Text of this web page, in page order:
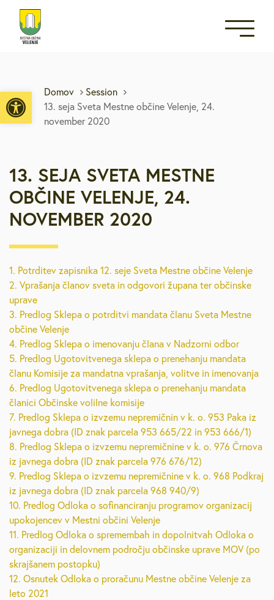
Open toolbar
Domov
Session
13. seja Sveta Mestne občine Velenje, 24.
november 2020
13. SEJA SVETA MESTNE
OBČINE VELENJE, 24.
NOVEMBER 2020
1. Potrditev zapisnika 12. seje Sveta Mestne občine Velenje
2. Vprašanja članov sveta in odgovori župana ter občinske
uprave
3. Predlog Sklepa o potrditvi mandata članu Sveta Mestne
občine Velenje
4. Predlog Sklepa o imenovanju člana v Nadzorni odbor
5. Predlog Ugotovitvenega sklepa o prenehanju mandata
članu Komisije za mandatna vprašanja, volitve in imenovanja
6. Predlog Ugotovitvenega sklepa o prenehanju mandata
članici Občinske volilne komisije
7. Predlog Sklepa o izvzemu nepremičnin v k. o. 953 Paka iz
javnega dobra (ID znak parcela 953 665/22 in 953 666/1)
8. Predlog Sklepa o izvzemu nepremičnine v k. o. 976 Črnova
iz javnega dobra (ID znak parcela 976 676/12)
9. Predlog Sklepa o izvzemu nepremičnine v k. o. 968 Podkraj
iz javnega dobra (ID znak parcela 968 940/9)
10. Predlog Odloka o sofinanciranju programov organizacij
upokojencev v Mestni občini Velenje
11. Predlog Odloka o spremembah in dopolnitvah Odloka o
organizaciji in delovnem področju občinske uprave MOV (po
skrajšanem postopku)
12. Osnutek Odloka o proračunu Mestne občine Velenje za
leto 2021